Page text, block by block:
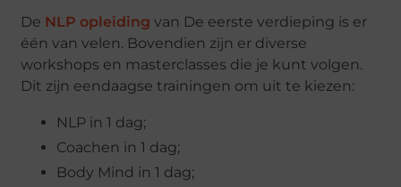
De NLP opleiding van De eerste verdieping is er
één van velen. Bovendien zijn er diverse
workshops en masterclasses die je kunt volgen.
Dit zijn eendaagse trainingen om uit te kiezen:
NLP in 1 dag;
Coachen in 1 dag;
Body Mind in 1 dag;